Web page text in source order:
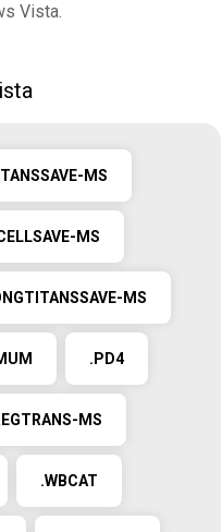
Vista.
MS
MS
MS
.PD4
MS
.WBCAT